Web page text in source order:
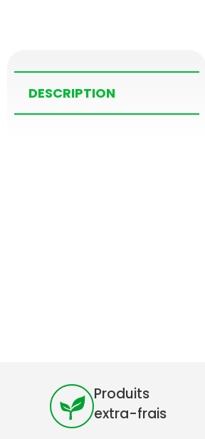
DESCRIPTION
Produits
extra-frais